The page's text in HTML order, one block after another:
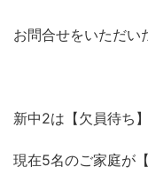
お問合せをいただい
新中2は【欠員待ち】
現在5名のご家庭が